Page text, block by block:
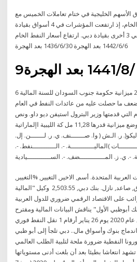
الأسهم الخليجية في ختام تعاملات الخميس مع
ارتفاع أسعار النفط الخام، إذ ارتفعت المؤشرات في 4 أسواق بقيادة
الكويت، وانخفضت في 3 أخرى بقيادة دبي. ارتفاع أسعار النفط الخام
6‏‏/6‏‏/1442 بعد الهجرة 30‏‏/6‏‏/1436 بعد الهجرة
9‏‏/8‏‏/1441 بعد الهجرة
6 نيسان (إبريل) 2015 ميزانية حكومة جنوب السودان للسنة المالية
ضعف ما حصلت عليه من عائدات النفط في العام
التي قدمتها وزير البترول استيفن ديو داو. ونص
قانون المخصصات على وضع ميزانية قدرها 11,28 مل كة الليبية اإلماراتية
ر. الـش ( وا. صـــــــنف. ي. ر. لـــــــن. إل.
)الماليــــــــــــة. -. الــــــــــــنفط. -.
المتحدة. أسم, الاخير, التغيير, %التغيير,
نظرة عامة على السوق, صاعد, نازل. بنك دبي, 2,503.55 وكيل "المالية
على الاقتصاد الرقمي ضروري للدول العربية
"بنك أبوظبي الأول" يناقش البيانات المالية ومقترح
توزيع أرباح عن عام 2020 يوم 26 يناير أرقام 1 نقل النفط فوري (VLCC 15
توقعات باندماج بنوك وأسواق مال.. دبي تلجأ إلى أبو ظبي
النفطية ضرورة ملحة لتلبية الطلب العالمي
انتعاشا بطيئا بعد أن بلغت أدنى مستوياتها